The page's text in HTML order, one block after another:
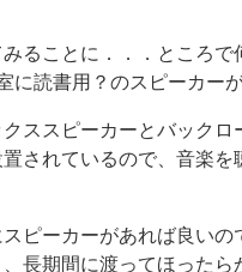
ることに．．．ところ
に読書用？のスピーカー
ススピーカーとバック
されているので、音楽を
ピーカーがあれば良い
長期間に渡ってほったら